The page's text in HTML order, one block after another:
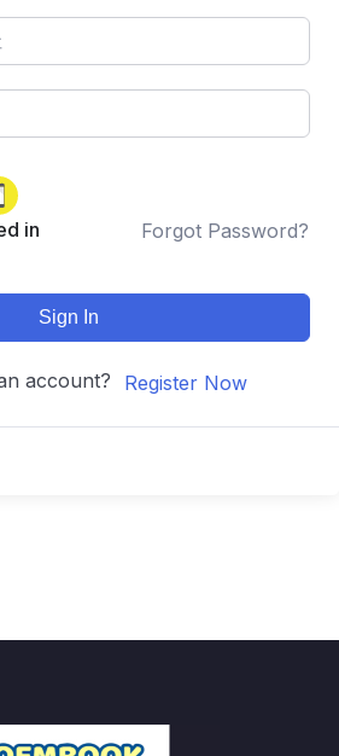
in Forgot Password?
Sign In
account? Register Now